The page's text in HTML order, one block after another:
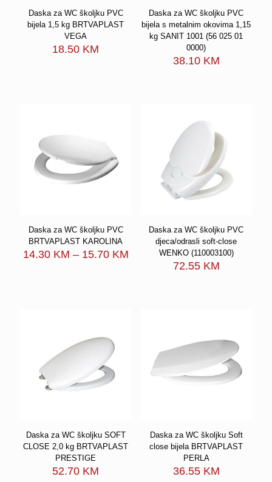
Daska za WC školjku PVC
bijela 1,5 kg BRTVAPLAST
VEGA
18.50 KM
Daska za WC školjku PVC
bijela s metalnim okovima 1,15
kg SANIT 1001 (56 025 01
0000)
38.10 KM
Daska za WC školjku PVC
BRTVAPLAST KAROLINA
14.30 KM – 15.70 KMPrice
Daska za WC školjku PVC
djeca/odrasli soft-close
WENKO (110003100)
72.55 KM
Daska za WC školjku SOFT
CLOSE 2,0 kg BRTVAPLAST
PRESTIGE
52.70 KM
Daska za WC školjku Soft
close bijela BRTVAPLAST
PERLA
36.55 KM